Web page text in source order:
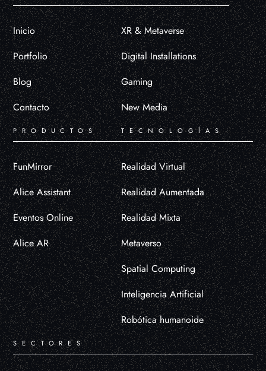
Inicio
Portfolio
Blog
Contacto
XR & Metaverse
Digital Installations
Gaming
New Media
PRODUCTOS
FunMirror
Alice Assistant
Eventos Online
Alice AR
TECNOLOGÍAS
Realidad Virtual
Realidad Aumentada
Realidad Mixta
Metaverso
Spatial Computing
Inteligencia Artificial
Robótica humanoide
SECTORES